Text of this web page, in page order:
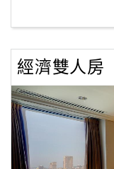
經濟雙人房